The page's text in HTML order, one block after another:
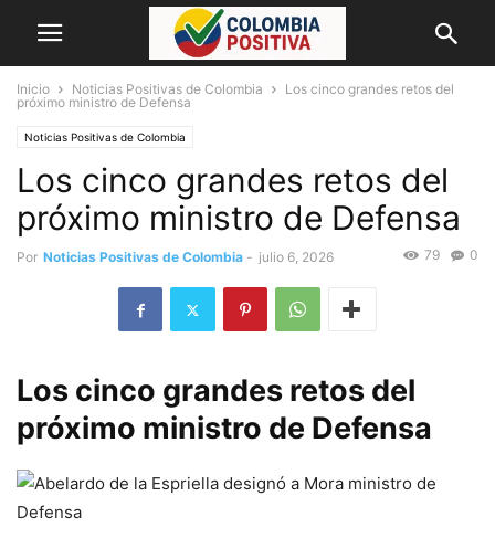
Inicio Noticias Positivas de Colombia
Los cinco grandes retos del
próximo ministro de Defensa
Noticias Positivas de Colombia
Los cinco grandes retos del
próximo ministro de Defensa
Por Noticias Positivas de Colombia - julio 6, 2026 0
79
Los cinco grandes retos del
próximo ministro de Defensa